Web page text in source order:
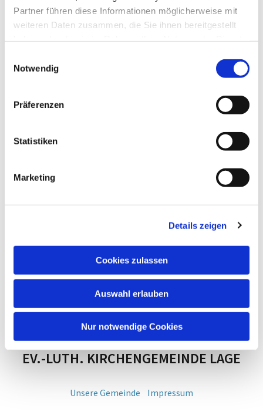
Partner führen diese Informationen möglicherweise mit
weiteren Daten zusammen, die Sie ihnen bereitgestellt
Notwendig
Präferenzen
Statistiken
Marketing
Details zeigen
Cookies zulassen
Auswahl erlauben
Nur notwendige Cookies
Gemeindehaus, Sedanplatz 4, 32791
Lage
EV.-LUTH. KIRCHENGEMEINDE LAGE
Unsere Gemeinde Impressum